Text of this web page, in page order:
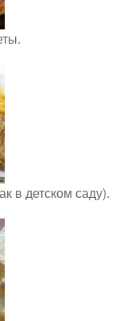
в детском саду).